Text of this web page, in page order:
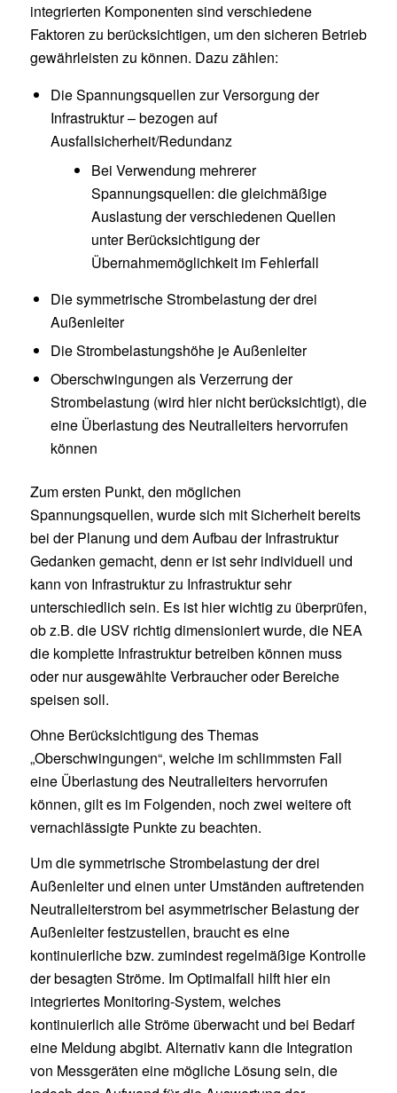
integrierten Komponenten sind verschiedene
Faktoren zu berücksichtigen, um den sicheren Betrieb
gewährleisten zu können. Dazu zählen:
Die Spannungsquellen zur Versorgung der
Infrastruktur – bezogen auf
Ausfallsicherheit/Redundanz
Bei Verwendung mehrerer
Spannungsquellen: die gleichmäßige
Auslastung der verschiedenen Quellen
unter Berücksichtigung der
Übernahmemöglichkeit im Fehlerfall
Die symmetrische Strombelastung der drei
Außenleiter
Die Strombelastungshöhe je Außenleiter
Oberschwingungen als Verzerrung der
Strombelastung (wird hier nicht berücksichtigt), die
eine Überlastung des Neutralleiters hervorrufen
können
Zum ersten Punkt, den möglichen
Spannungsquellen, wurde sich mit Sicherheit bereits
bei der Planung und dem Aufbau der Infrastruktur
Gedanken gemacht, denn er ist sehr individuell und
kann von Infrastruktur zu Infrastruktur sehr
unterschiedlich sein. Es ist hier wichtig zu überprüfen,
ob z.B. die USV richtig dimensioniert wurde, die NEA
die komplette Infrastruktur betreiben können muss
oder nur ausgewählte Verbraucher oder Bereiche
speisen soll.
Ohne Berücksichtigung des Themas
„Oberschwingungen“, welche im schlimmsten Fall
eine Überlastung des Neutralleiters hervorrufen
können, gilt es im Folgenden, noch zwei weitere oft
vernachlässigte Punkte zu beachten.
Um die symmetrische Strombelastung der drei
Außenleiter und einen unter Umständen auftretenden
Neutralleiterstrom bei asymmetrischer Belastung der
Außenleiter festzustellen, braucht es eine
kontinuierliche bzw. zumindest regelmäßige Kontrolle
der besagten Ströme. Im Optimalfall hilft hier ein
integriertes Monitoring-System, welches
kontinuierlich alle Ströme überwacht und bei Bedarf
eine Meldung abgibt. Alternativ kann die Integration
von Messgeräten eine mögliche Lösung sein, die